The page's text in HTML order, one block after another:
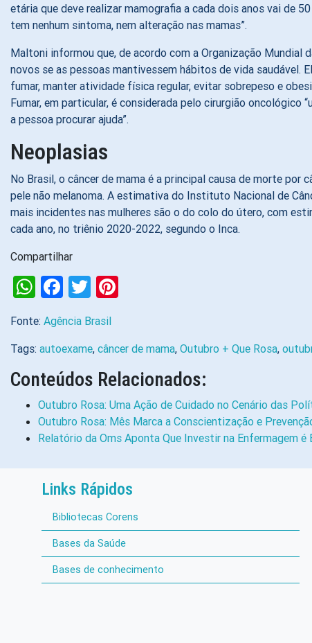
etária que deve realizar mamografia a cada dois anos vai de
tem nenhum sintoma, nem alteração nas mamas”.
Maltoni informou que, de acordo com a Organização Mundial
novos se as pessoas mantivessem hábitos de vida saudável.
fumar, manter atividade física regular, evitar sobrepeso e
Fumar, em particular, é considerada pelo cirurgião oncológico
a pessoa procurar ajuda”.
Neoplasias
No Brasil, o câncer de mama é a principal causa de morte por
pele não melanoma. A estimativa do Instituto Nacional de
mais incidentes nas mulheres são o do colo do útero, com
cada ano, no triênio 2020-2022, segundo o Inca.
Compartilhar
WhatsApp
Facebook
Twitter
Fonte: Agência Brasil
Tags: autoexame, câncer de mama, Outubro + Que Rosa,
Conteúdos Relacionados:
Outubro Rosa: Uma Ação de Cuidado no Cenário das
Outubro Rosa: Mês Marca a Conscientização e
Relatório da Oms Aponta Que Investir na Enfermagem
Links Rápidos
Bibliotecas Corens
Bases da Saúde
Bases de conhecimento